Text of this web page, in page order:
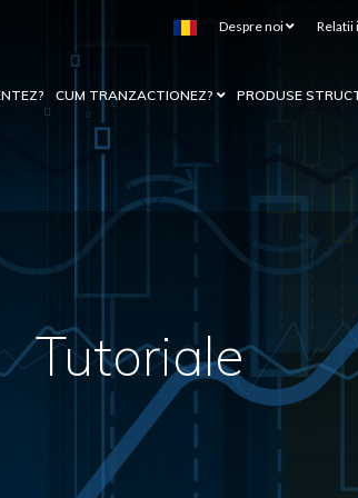
Despre noi
CUM TRANZACTIONEZ? PRODUSE
Tutoriale